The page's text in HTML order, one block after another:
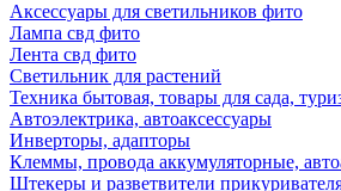
Аксессуары для светильников фито
Лампа свд фито
Лента свд фито
Светильник для растений
Техника бытовая, товары для сада,
Автоэлектрика, автоаксессуары
Инверторы, адапторы
Клеммы, провода аккумуляторные,
Штекеры и разветвители